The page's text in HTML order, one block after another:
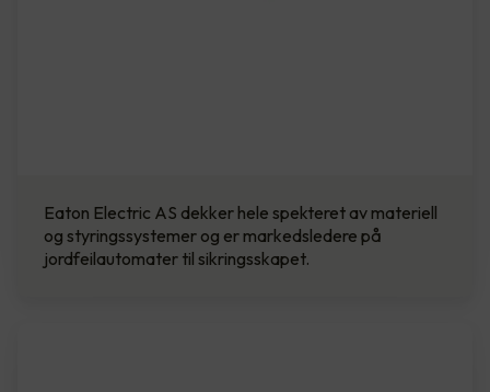
Eaton Electric AS dekker hele spekteret av materiell
og styringssystemer og er markedsledere på
jordfeilautomater til sikringsskapet.